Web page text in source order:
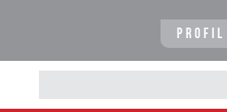
Profil